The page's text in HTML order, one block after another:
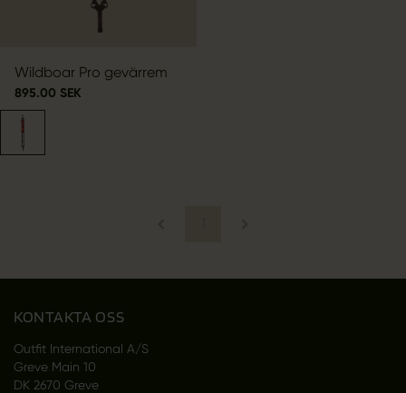
Wildboar Pro gevärrem
895.00 SEK
KONTAKTA OSS
Outfit International A/S
Greve Main 10
DK 2670 Greve